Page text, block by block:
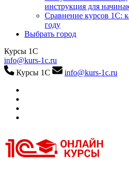
инструкция для
Сравнение курсов 1С:
году
Выбрать город
Курсы 1С
info@kurs-1c.ru
Курсы 1С
info@kurs-1c.ru